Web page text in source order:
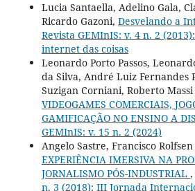
Lucia Santaella, Adelino Gala,
Ricardo Gazoni, Desvelando a
Revista GEMInIS: v. 4 n. 2
internet das coisas
Leonardo Porto Passos,
da Silva, André Luiz Fernandes
Suzigan Corniani, Roberto
VIDEOGAMES COMERCIAIS,
GAMIFICAÇÃO NO ENSINO A
GEMInIS: v. 15 n. 2 (2024)
Angelo Sastre, Francisco
EXPERIÊNCIA IMERSIVA NA
JORNALISMO PÓS-INDUSTRIAL ,
n. 3 (2018): III Jornada